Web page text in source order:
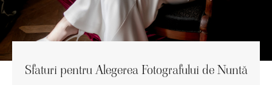
Sfaturi pentru Alegerea Fotografului de Nuntă